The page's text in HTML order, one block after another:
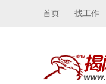
首页 找工作